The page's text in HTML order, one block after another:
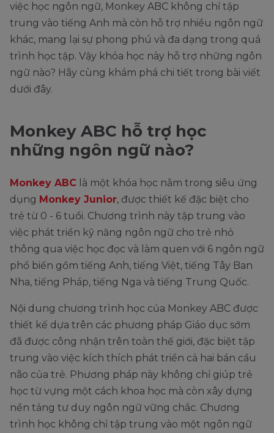
việc học ngôn ngữ, Monkey ABC không chỉ tập
trung vào tiếng Anh mà còn hỗ trợ nhiều ngôn ngữ
khác, mang lại sự phong phú và đa dạng trong quá
trình học tập. Vậy khóa học này hỗ trợ những ngôn
ngữ nào? Hãy cùng khám phá chi tiết trong bài viết
dưới đây.
Monkey ABC hỗ trợ học
những ngôn ngữ nào?
Monkey ABC là một khóa học nằm trong siêu ứng
dụng Monkey Junior, được thiết kế đặc biệt cho
trẻ từ 0 - 6 tuổi. Chương trình này tập trung vào
việc phát triển kỹ năng ngôn ngữ cho trẻ nhỏ
thông qua việc học đọc và làm quen với 6 ngôn ngữ
phổ biến gồm tiếng Anh, tiếng Việt, tiếng Tây Ban
Nha, tiếng Pháp, tiếng Nga và tiếng Trung Quốc.
Nội dung chương trình học của Monkey ABC được
thiết kế dựa trên các phương pháp Giáo dục sớm
đã được công nhận trên toàn thế giới, đặc biệt tập
trung vào việc kích thích phát triển cả hai bán cầu
não của trẻ. Phương pháp này không chỉ giúp trẻ
học từ vựng một cách khoa học mà còn xây dựng
nền tảng tư duy ngôn ngữ vững chắc. Chương
trình học không chỉ tập trung vào một ngôn ngữ